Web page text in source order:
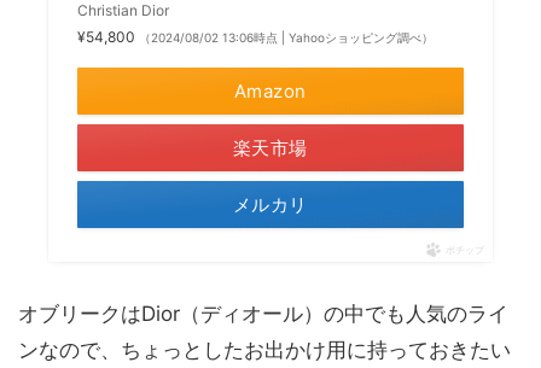
Christian Dior
¥54,800
（2024/08/02 13:06時点 | Yahooショッピング調べ）
Amazon
楽天市場
メルカリ
ポチップ
オブリークはDior（ディオール）の中でも人気のライ
ンなので、ちょっとしたお出かけ用に持っておきたい